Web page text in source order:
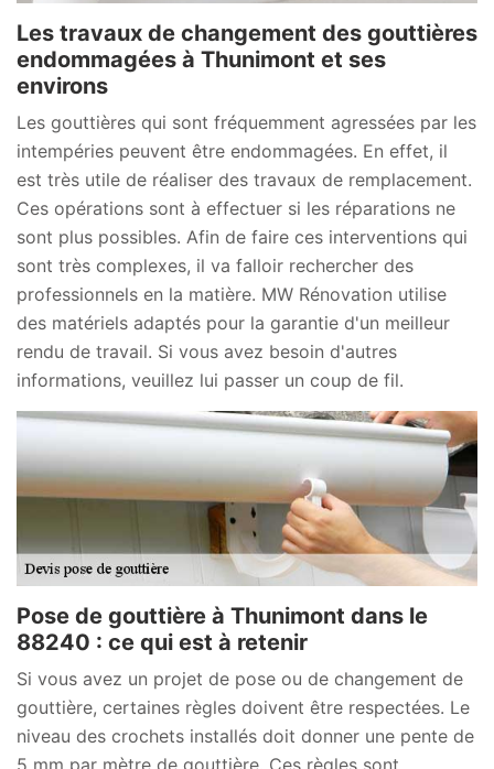
Les travaux de changement des gouttières
endommagées à Thunimont et ses
environs
Les gouttières qui sont fréquemment agressées par les
intempéries peuvent être endommagées. En effet, il
est très utile de réaliser des travaux de remplacement.
Ces opérations sont à effectuer si les réparations ne
sont plus possibles. Afin de faire ces interventions qui
sont très complexes, il va falloir rechercher des
professionnels en la matière. MW Rénovation utilise
des matériels adaptés pour la garantie d'un meilleur
rendu de travail. Si vous avez besoin d'autres
informations, veuillez lui passer un coup de fil.
Pose de gouttière à Thunimont dans le
88240 : ce qui est à retenir
Si vous avez un projet de pose ou de changement de
gouttière, certaines règles doivent être respectées. Le
niveau des crochets installés doit donner une pente de
5 mm par mètre de gouttière. Ces règles sont